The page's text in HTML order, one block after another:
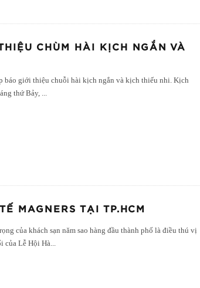
CHÙM HÀI KỊCH NGẮN VÀ
báo giới thiệu chuỗi hài kịch ngắn và kịch thiếu nhi. Kịch
thứ Bảy, ...
MAGNERS TẠI TP.HCM
của khách sạn năm sao hàng đầu thành phố là điều thú vị
của Lễ Hội Hà...